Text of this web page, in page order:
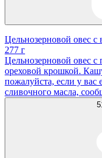
Цельнозерновой овес
277 г
Цельнозерновой овес
ореховой крошкой.
пожалуйста, если у вас
сливочного масла,